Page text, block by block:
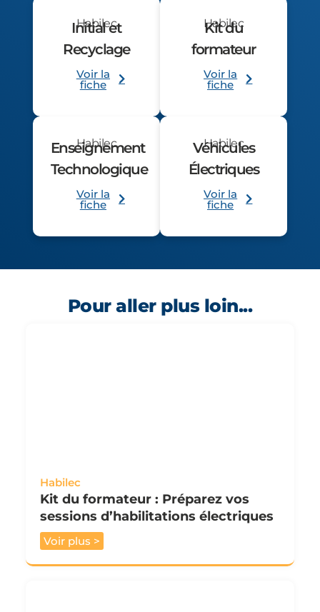
Habilec
Initial et
Recyclage
Voir la
fiche
Habilec
Kit du
formateur
Voir la
fiche
Habilec
Enseignement
Technologique
Voir la
fiche
Habilec
Véhicules
Électriques
Voir la
fiche
Pour aller plus loin...
Habilec
Kit du formateur : Préparez vos
sessions d’habilitations électriques
Voir plus >